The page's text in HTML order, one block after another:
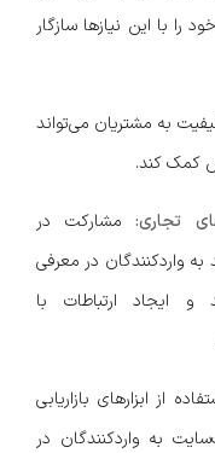
را با این نیازها سازگار
به مشتریان می‌تواند
کمک کند.
تجاری:مشارکت در
به واردکنندگان در معرفی
ایجاد ارتباطات با
از ابزارهای بازاریابی
به واردکنندگان در